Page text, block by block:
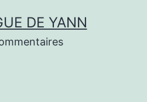
DE YANN